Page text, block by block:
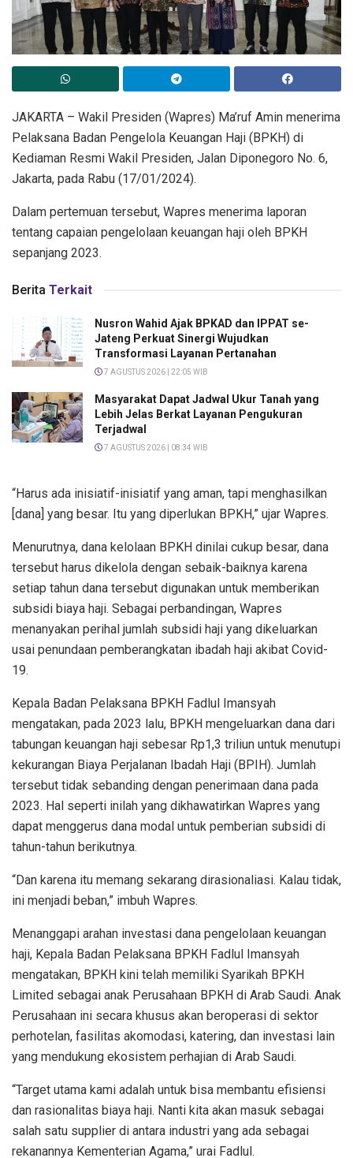
JAKARTA – Wakil Presiden (Wapres) Ma’ruf Amin menerima
Pelaksana Badan Pengelola Keuangan Haji (BPKH) di
Kediaman Resmi Wakil Presiden, Jalan Diponegoro No. 6,
Jakarta, pada Rabu (17/01/2024).
Dalam pertemuan tersebut, Wapres menerima laporan
tentang capaian pengelolaan keuangan haji oleh BPKH
sepanjang 2023.
Berita Terkait
Nusron Wahid Ajak BPKAD dan IPPAT se-
Jateng Perkuat Sinergi Wujudkan
Transformasi Layanan Pertanahan
7 AGUSTUS 2026 | 22:05 WIB
Masyarakat Dapat Jadwal Ukur Tanah yang
Lebih Jelas Berkat Layanan Pengukuran
Terjadwal
7 AGUSTUS 2026 | 08:34 WIB
“Harus ada inisiatif-inisiatif yang aman, tapi menghasilkan
[dana] yang besar. Itu yang diperlukan BPKH,” ujar Wapres.
Menurutnya, dana kelolaan BPKH dinilai cukup besar, dana
tersebut harus dikelola dengan sebaik-baiknya karena
setiap tahun dana tersebut digunakan untuk memberikan
subsidi biaya haji. Sebagai perbandingan, Wapres
menanyakan perihal jumlah subsidi haji yang dikeluarkan
usai penundaan pemberangkatan ibadah haji akibat Covid-
19.
Kepala Badan Pelaksana BPKH Fadlul Imansyah
mengatakan, pada 2023 lalu, BPKH mengeluarkan dana dari
tabungan keuangan haji sebesar Rp1,3 triliun untuk menutupi
kekurangan Biaya Perjalanan Ibadah Haji (BPIH). Jumlah
tersebut tidak sebanding dengan penerimaan dana pada
2023. Hal seperti inilah yang dikhawatirkan Wapres yang
dapat menggerus dana modal untuk pemberian subsidi di
tahun-tahun berikutnya.
“Dan karena itu memang sekarang dirasionaliasi. Kalau tidak,
ini menjadi beban,” imbuh Wapres.
Menanggapi arahan investasi dana pengelolaan keuangan
haji, Kepala Badan Pelaksana BPKH Fadlul Imansyah
mengatakan, BPKH kini telah memiliki Syarikah BPKH
Limited sebagai anak Perusahaan BPKH di Arab Saudi. Anak
Perusahaan ini secara khusus akan beroperasi di sektor
perhotelan, fasilitas akomodasi, katering, dan investasi lain
yang mendukung ekosistem perhajian di Arab Saudi.
“Target utama kami adalah untuk bisa membantu efisiensi
dan rasionalitas biaya haji. Nanti kita akan masuk sebagai
salah satu supplier di antara industri yang ada sebagai
rekanannya Kementerian Agama,” urai Fadlul.